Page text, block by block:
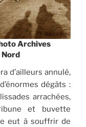
Archives
d’ailleurs annulé,
dégâts :
arrachées,
et buvette
eut à souffrir de